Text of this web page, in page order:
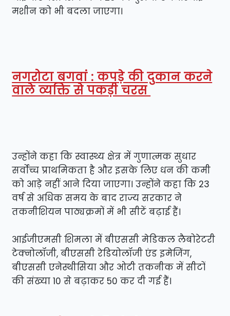
मशीन को भी बदला जाएगा।
नगरोटा बगवां : कपड़े की दुकान करने
वाले व्यक्ति से पकड़ी चरस
उन्होंने कहा कि स्वास्थ्य क्षेत्र में गुणात्मक सुधार
सर्वोच्च प्राथमिकता है और इसके लिए धन की कमी
को आड़े नहीं आने दिया जाएगा। उन्होंने कहा कि 23
वर्ष से अधिक समय के बाद राज्य सरकार ने
तकनीशियन पाठ्यक्रमों में भी सीटें बढ़ाई हैं।
आईजीएमसी शिमला में बीएससी मेडिकल लैबोरेटरी
टेक्नोलॉजी, बीएससी रेडियोलॉजी एंड इमेजिंग,
बीएससी एनेस्थीसिया और ओटी तकनीक में सीटों
की संख्या 10 से बढ़ाकर 50 कर दी गई हैं।